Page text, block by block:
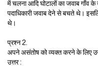
में चलना आदि घोटालों का जवाब गाँव
पदाधिकारी जवाब देने से बचते थे।
थे।
प्रश्न 2.
अपने असंतोष को व्यक्त करने के लिए
उत्तर :